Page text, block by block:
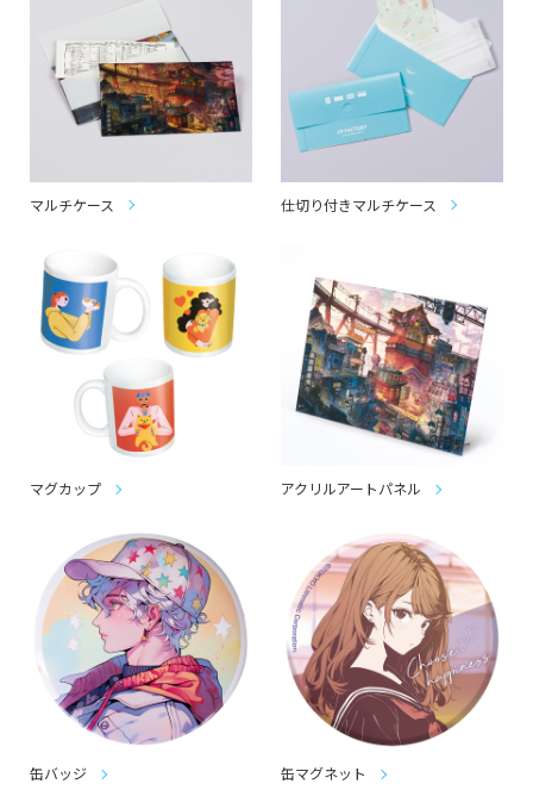
マルチケース 仕切り付きマルチケース
マグカップ アクリルアートパネル
缶バッジ 缶マグネット